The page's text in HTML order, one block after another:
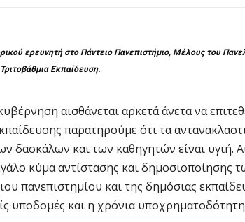
ερευνητή στο Πάντειο Πανεπιστήμιο, Μέλους του
Εκπαίδευση.
αισθάνεται αρκετά άνετα να
παρατηρούμε ότι τα
δασκάλων και των καθηγητών είναι υγιή.
κύμα αντίστασης και δημοσιοποίησης
πανεπιστημίου και της δημόσιας
υποδομές και η χρόνια